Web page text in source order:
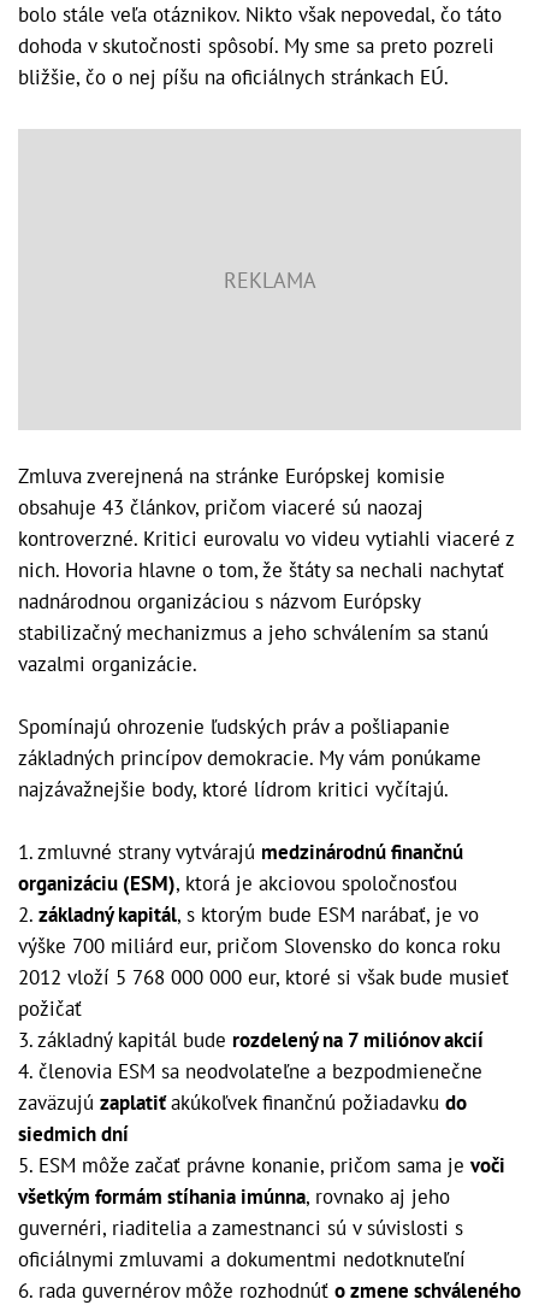
bolo stále veľa otáznikov. Nikto však nepovedal, čo táto
dohoda v skutočnosti spôsobí. My sme sa preto pozreli
bližšie, čo o nej píšu na oficiálnych stránkach EÚ.
Zmluva zverejnená na stránke Európskej komisie
obsahuje 43 článkov, pričom viaceré sú naozaj
kontroverzné. Kritici eurovalu vo videu vytiahli viaceré z
nich. Hovoria hlavne o tom, že štáty sa nechali nachytať
nadnárodnou organizáciou s názvom Európsky
stabilizačný mechanizmus a jeho schválením sa stanú
vazalmi organizácie.
Spomínajú ohrozenie ľudských práv a pošliapanie
základných princípov demokracie. My vám ponúkame
najzávažnejšie body, ktoré lídrom kritici vyčítajú.
1. zmluvné strany vytvárajú medzinárodnú finančnú
organizáciu (ESM), ktorá je akciovou spoločnosťou
2. základný kapitál, s ktorým bude ESM narábať, je vo
výške 700 miliárd eur, pričom Slovensko do konca roku
2012 vloží 5 768 000 000 eur, ktoré si však bude musieť
požičať
3. základný kapitál bude rozdelený na 7 miliónov akcií
4. členovia ESM sa neodvolateľne a bezpodmienečne
zaväzujú zaplatiťakúkoľvek finančnú požiadavku do
siedmich dní
5. ESM môže začať právne konanie, pričom sama je voči
všetkým formám stíhania imúnna, rovnako aj jeho
guvernéri, riaditelia a zamestnanci sú v súvislosti s
oficiálnymi zmluvami a dokumentmi nedotknuteľní
6. rada guvernérov môže rozhodnúť o zmene schváleného